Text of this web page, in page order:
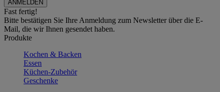
Fast fertig!
Bitte bestätigen Sie Ihre Anmeldung zum Newsletter über die E-
Mail, die wir Ihnen gesendet haben.
Produkte
Kochen & Backen
Essen
Küchen-Zubehör
Geschenke